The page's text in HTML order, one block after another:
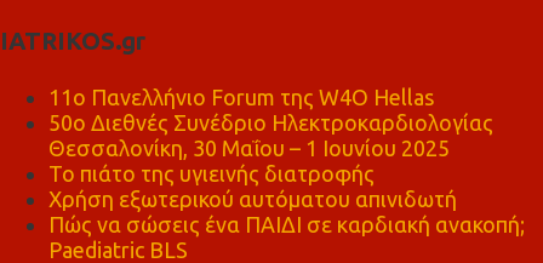
IATRIKOS.gr
11ο Πανελλήνιο Forum της W4O Hellas
50ο Διεθνές Συνέδριο Ηλεκτροκαρδιολογίας
Θεσσαλονίκη, 30 Μαΐου – 1 Ιουνίου 2025
Το πιάτο της υγιεινής διατροφής
Χρήση εξωτερικού αυτόματου απινιδωτή
Πώς να σώσεις ένα ΠΑΙΔΙ σε καρδιακή ανακοπή;
Paediatric BLS